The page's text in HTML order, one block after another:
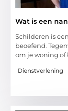
Wat is een
Schilderen is
beoefend.
om je woning of
Dienstverlening